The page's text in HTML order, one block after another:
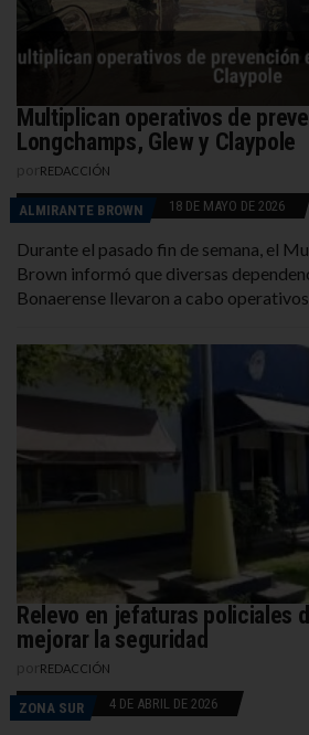
Multiplican operativos de
Longchamps, Glew y Claypole
REDACCIÓN
ALMIRANTE BROWN 18 DE MAYO DE 2026
Durante el pasado fin de semana, el
Brown informó que diversas
Bonaerense llevaron a cabo
Relevo en jefaturas policiales
mejorar la seguridad
REDACCIÓN
ZONA SUR 4 DE ABRIL DE 2026